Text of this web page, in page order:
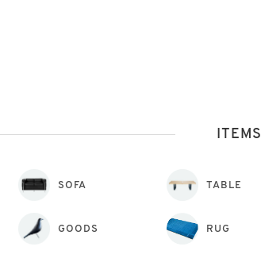
ITEMS
SOFA TABLE
GOODS RUG